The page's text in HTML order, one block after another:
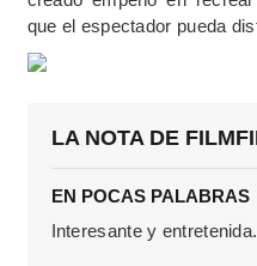
que el espectador pueda
LA NOTA DE
EN POCAS PALABRAS
Interesante y entretenida.